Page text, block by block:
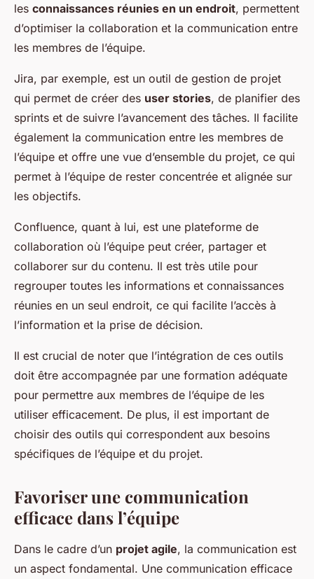
les connaissances réunies en un endroit, permettent
d’optimiser la collaboration et la communication entre
les membres de l’équipe.
Jira, par exemple, est un outil de gestion de projet
qui permet de créer des user stories, de planifier des
sprints et de suivre l’avancement des tâches. Il facilite
également la communication entre les membres de
l’équipe et offre une vue d’ensemble du projet, ce qui
permet à l’équipe de rester concentrée et alignée sur
les objectifs.
Confluence, quant à lui, est une plateforme de
collaboration où l’équipe peut créer, partager et
collaborer sur du contenu. Il est très utile pour
regrouper toutes les informations et connaissances
réunies en un seul endroit, ce qui facilite l’accès à
l’information et la prise de décision.
Il est crucial de noter que l’intégration de ces outils
doit être accompagnée par une formation adéquate
pour permettre aux membres de l’équipe de les
utiliser efficacement. De plus, il est important de
choisir des outils qui correspondent aux besoins
spécifiques de l’équipe et du projet.
Favoriser une communication
efficace dans l’équipe
Dans le cadre d’un projet agile, la communication est
un aspect fondamental. Une communication efficace